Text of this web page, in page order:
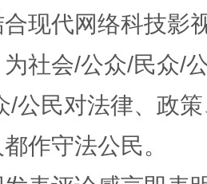
背后现代网络科技影
社会/公众/民众/
/公民对法律、政
作守法公民。